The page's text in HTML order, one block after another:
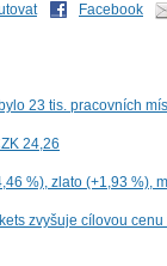
Facebook
23 tis. pracovních
24,26
%), zlato (+1,93 %),
zvyšuje cílovou